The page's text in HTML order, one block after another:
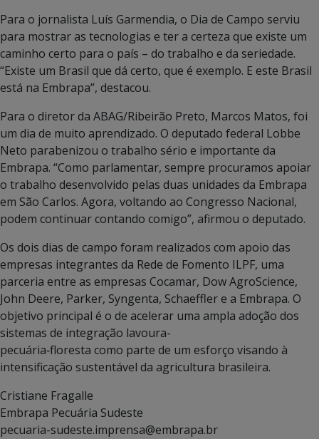
Para o jornalista Luís Garmendia, o Dia de Campo serviu
para mostrar as tecnologias e ter a certeza que existe um
caminho certo para o país – do trabalho e da seriedade.
“Existe um Brasil que dá certo, que é exemplo. E este Brasil
está na Embrapa”, destacou.
Para o diretor da ABAG/Ribeirão Preto, Marcos Matos, foi
um dia de muito aprendizado. O deputado federal Lobbe
Neto parabenizou o trabalho sério e importante da
Embrapa. “Como parlamentar, sempre procuramos apoiar
o trabalho desenvolvido pelas duas unidades da Embrapa
em São Carlos. Agora, voltando ao Congresso Nacional,
podem continuar contando comigo”, afirmou o deputado.
Os dois dias de campo foram realizados com apoio das
empresas integrantes da Rede de Fomento ILPF, uma
parceria entre as empresas Cocamar, Dow AgroScience,
John Deere, Parker, Syngenta, Schaeffler e a Embrapa. O
objetivo principal é o de acelerar uma ampla adoção dos
sistemas de integração lavoura-
pecuária‑floresta como parte de um esforço visando à
intensificação sustentável da agricultura brasileira.
Cristiane Fragalle
Embrapa Pecuária Sudeste
pecuaria-sudeste.imprensa@embrapa.br